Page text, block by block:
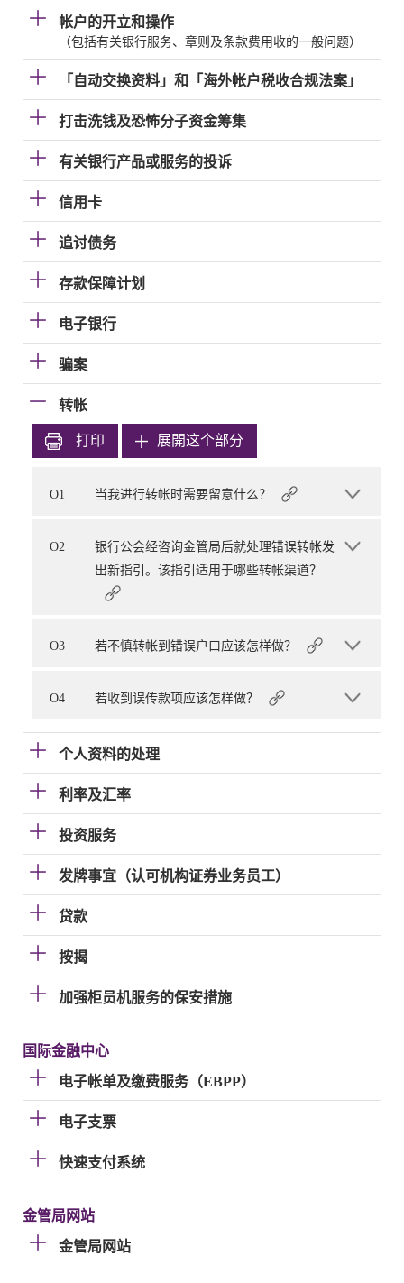
帐户的开立和操作
（包括有关银行服务、章则及条款费用收的一般问题）
「自动交换资料」和「海外帐户税收合规法案」
打击洗钱及恐怖分子资金筹集
有关银行产品或服务的投诉
信用卡
追讨债务
存款保障计划
电子银行
骗案
转帐
打印 展開这个部分
O1 当我进行转帐时需要留意什么？
O2
银行公会经咨询金管局后就处理错误转帐发
出新指引。该指引适用于哪些转帐渠道？
O3 若不慎转帐到错误户口应该怎样做？
O4 若收到误传款项应该怎样做？
个人资料的处理
利率及汇率
投资服务
发牌事宜（认可机构证券业务员工）
贷款
按揭
加强柜员机服务的保安措施
国际金融中心
电子帐单及缴费服务（EBPP）
电子支票
快速支付系统
金管局网站
金管局网站